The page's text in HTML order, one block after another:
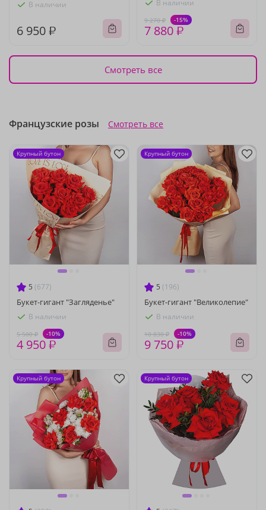
В наличии
6 950 ₽
В наличии
9 270 ₽ -15%
7 880 ₽
Смотреть все
Французские розы Смотреть все
5 (677)
Букет-гигант "Загляденье"
В наличии
5 500 ₽ -10%
4 950 ₽
Крупный бутон
5 (196)
Букет-гигант "Великолепие"
В наличии
10 830 ₽ -10%
9 750 ₽
Крупный бутон
Крупный бутон Крупный бутон